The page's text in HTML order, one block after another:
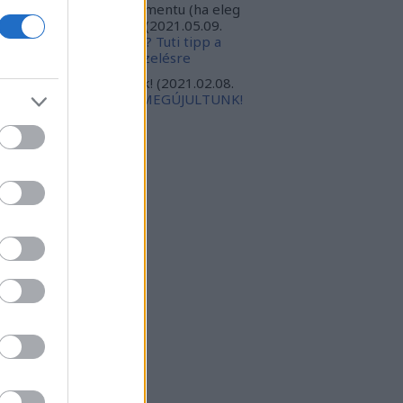
valoszinuleg eletmentu (ha eleg
leszunk). Torte... (2021.05.09.
) Megesz a tyúktetű? Tuti tipp a
nélküli kezelésre
Isten veletek! (2021.02.08.
ELKÖLTÖZTÜNK, MEGÚJULTUNK!